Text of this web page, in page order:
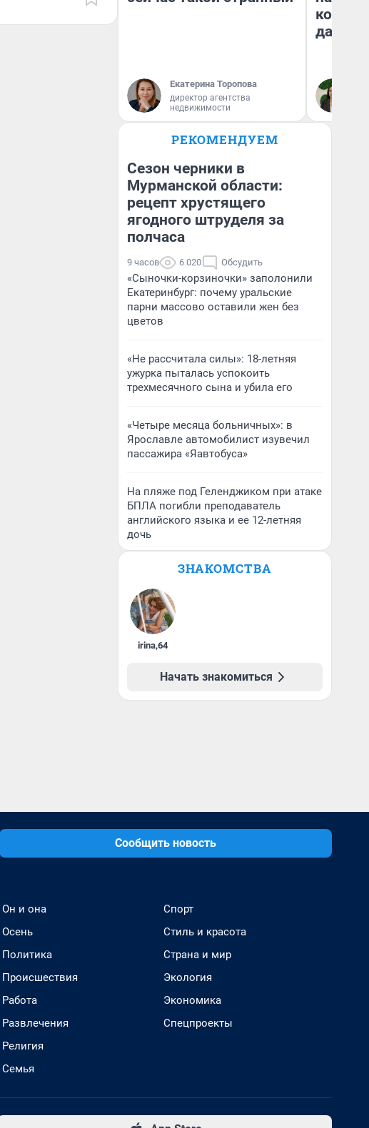
Екатерина Торопова
директор агентства
недвижимости
даже
РЕКОМЕНДУЕМ
Сезон черники в
Мурманской области:
рецепт хрустящего
ягодного штруделя за
полчаса
9 часов 6 020 Обсудить
«Сыночки-корзиночки» заполонили
Екатеринбург: почему уральские
парни массово оставили жен без
цветов
«Не рассчитала силы»: 18-летняя
ужурка пыталась успокоить
трехмесячного сына и убила его
«Четыре месяца больничных»: в
Ярославле автомобилист изувечил
пассажира «Яавтобуса»
На пляже под Геленджиком при атаке
БПЛА погибли преподаватель
английского языка и ее 12-летняя
дочь
ЗНАКОМСТВА
irina,64
Начать знакомиться
Сообщить новость
Он и она
Осень
Политика
Происшествия
Работа
Развлечения
Религия
Семья
Спорт
Стиль и красота
Страна и мир
Экология
Экономика
Спецпроекты